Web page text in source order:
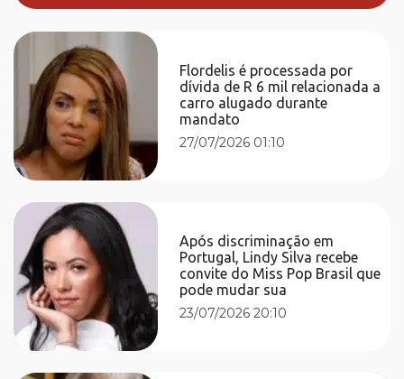
Flordelis é processada por
dívida de R 6 mil relacionada a
carro alugado durante
mandato
27/07/2026 01:10
Após discriminação em
Portugal, Lindy Silva recebe
convite do Miss Pop Brasil que
pode mudar sua
23/07/2026 20:10